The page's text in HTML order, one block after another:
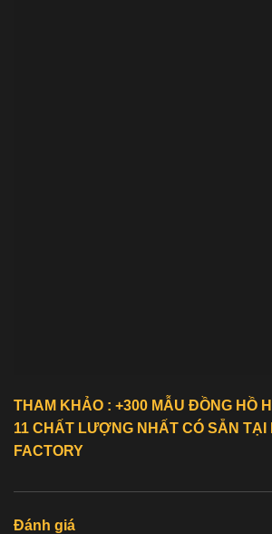
THAM KHẢO : +300 MẪU ĐỒNG HỒ
11 CHẤT LƯỢNG NHẤT CÓ SẴN TẠI
FACTORY
Đánh giá